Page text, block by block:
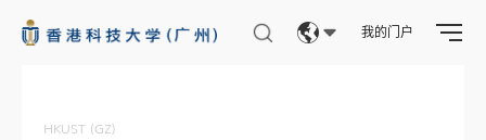
我的门户
HKUST (GZ)